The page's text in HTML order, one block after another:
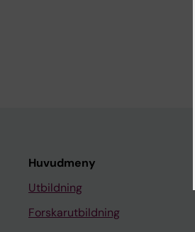
Huvudmeny
Utbildning
Forskarutbildning